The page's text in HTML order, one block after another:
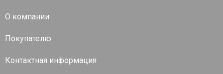
О компании
Покупателю
Контактная информация